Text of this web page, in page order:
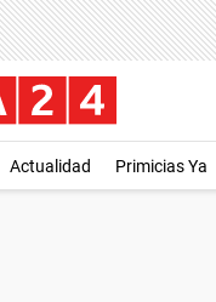
Actualidad Primicias Ya